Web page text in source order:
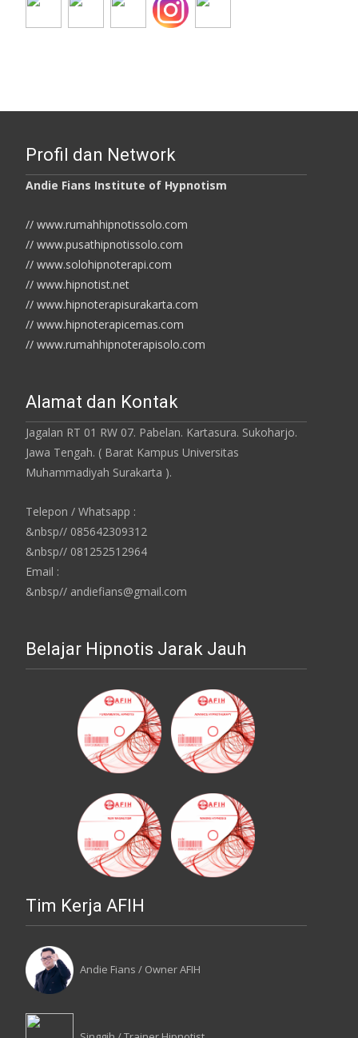
Profil dan Network
Andie Fians Institute of Hypnotism
// www.rumahhipnotissolo.com
// www.pusathipnotissolo.com
// www.solohipnoterapi.com
// www.hipnotist.net
// www.hipnoterapisurakarta.com
// www.hipnoterapicemas.com
// www.rumahhipnoterapisolo.com
Alamat dan Kontak
Jagalan RT 01 RW 07. Pabelan. Kartasura. Sukoharjo.
Jawa Tengah. ( Barat Kampus Universitas
Muhammadiyah Surakarta ).
Telepon / Whatsapp :
&nbsp// 085642309312
&nbsp// 081252512964
Email :
&nbsp// andiefians@gmail.com
Belajar Hipnotis Jarak Jauh
Tim Kerja AFIH
Andie Fians / Owner AFIH